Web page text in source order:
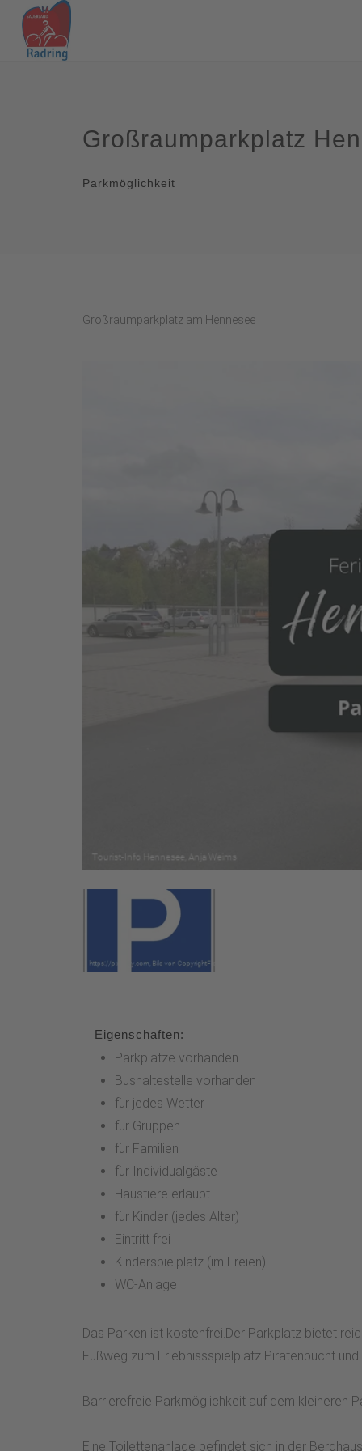
Großraumparkplatz
Parkmöglichkeit
Großraumparkplatz am Hennesee
Eigenschaften:
Parkplätze vorhanden
Bushaltestelle vorhanden
für jedes Wetter
für Gruppen
für Familien
für Individualgäste
Haustiere erlaubt
für Kinder (jedes Alter)
Eintritt frei
Kinderspielplatz (im Freien)
WC-Anlage
Das Parken ist kostenfrei.Der Parkplatz bietet
Fußweg zum Erlebnissspielplatz Piratenbucht
Barrierefreie Parkmöglichkeit auf dem kleineren
Eine Toilettenanlage befindet sich in der